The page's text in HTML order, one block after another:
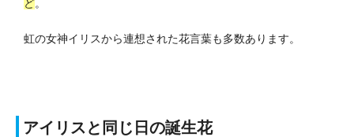
ど。
虹の女神イリスから連想された花言葉も多数あります。
アイリスと同じ日の誕生花